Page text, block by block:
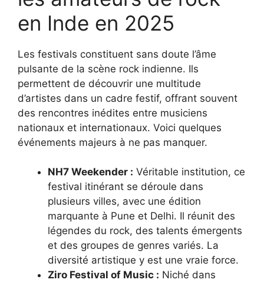
en Inde en 2025
Les festivals constituent sans doute l’âme
pulsante de la scène rock indienne. Ils
permettent de découvrir une multitude
d’artistes dans un cadre festif, offrant souvent
des rencontres inédites entre musiciens
nationaux et internationaux. Voici quelques
événements majeurs à ne pas manquer.
NH7 Weekender : Véritable institution, ce
festival itinérant se déroule dans
plusieurs villes, avec une édition
marquante à Pune et Delhi. Il réunit des
légendes du rock, des talents émergents
et des groupes de genres variés. La
diversité artistique y est une vraie force.
Ziro Festival of Music : Niché dans